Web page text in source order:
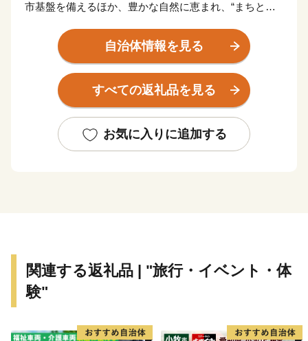
市基盤を備えるほか、豊かな自然に恵まれ、“まちと自
さらに「子はかすがい、子育ては春日井」を推進
し、“子育て支援のさらなる充実”に取り組んでいます。
＊サボテンのまち＊
「緋牡丹」という真っ赤なサボテンに魅せられ、もも・
りんごなどの果樹栽培の副業としてサボテン栽培を始め
平安時代の三蹟のひとり、小野道風は、春日井で生まれ
たと言い伝えられています。春日井の人々はそれを誇り
んで、自然に書道の盛んな土地柄になりました。
自治体情報を見る
すべての返礼品を見る
お気に入りに追加する
関連する返礼品 | "旅行・イベント・体
験"